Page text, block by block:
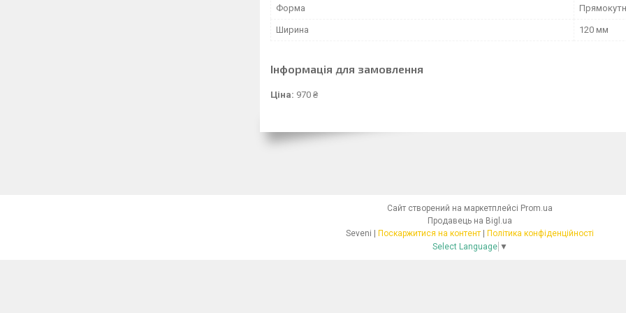
Форма
Ширина 120 мм
Інформація для замовлення
Ціна: 970 ₴
Сайт створений на маркетплейсі Prom.ua
Продавець на Bigl.ua
Поскаржитися на контент
Політика конфіденційності
Select Language ▼